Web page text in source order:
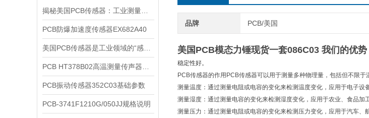
PCB防爆加速度传感器EX682A40
PCB振动传感器352C03基础参数
PCB-3741F1210G/050JJ规格说明
品牌 PCB/美国
美国PCB模态力锤现货一套086C03 我们的优势
稳定性好。
PCB传感器的作用 PCB传感器可以用于测量多种物理量，包括但不限于
测量温度：通过测量电阻或电容的变化来检测温度变化，应用于电子设
测量湿度：通过测量电容的变化来检测湿度变化，应用于农业、食品加
测量压力：通过测量电阻或电容的变化来检测压力变化，应用于汽车、